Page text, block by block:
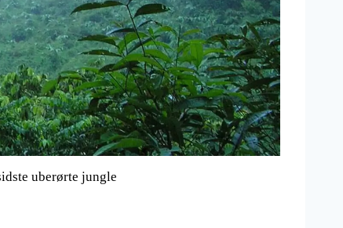
uberørte jungle